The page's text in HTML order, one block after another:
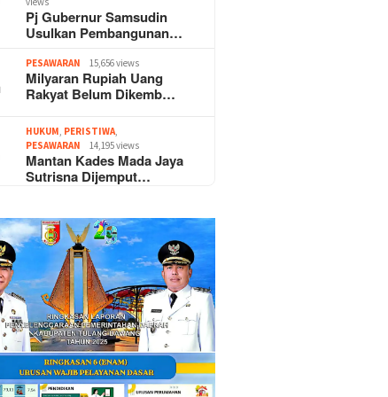
Pj Gubernur Samsudin
Usulkan Pembangunan…
PESAWARAN 15,656 views
Milyaran Rupiah Uang
Rakyat Belum Dikemb…
HUKUM PERISTIWA
PESAWARAN
14,195 views
Mantan Kades Mada Jaya
Sutrisna Dijemput…